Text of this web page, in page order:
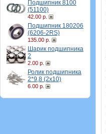
Подшипник 8100
(51100)
42.00 р.
Подшипник 180206
(6206-2RS)
135.00 р.
Шарик подшипника
2
2.00 р.
Ролик подшипника
2*9,8 (2х10)
6.00 р.